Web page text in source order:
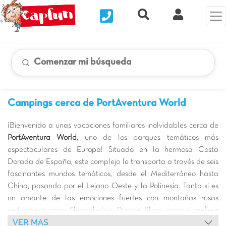
Nous contacterRecherche rapide
Mi
Comenzar mi búsqueda
Campings cerca de PortAventura World
¡Bienvenido a unas vacaciones familiares inolvidables cerca de
PortAventura World , uno de los parques temáticos más
espectaculares de Europa! Situado en la hermosa Costa
Dorada de España, este complejo le transporta a través de seis
fascinantes mundos temáticos, desde el Mediterráneo hasta
China, pasando por el Lejano Oeste y la Polinesia. Tanto si es
un amante de las emociones fuertes con montañas rusas
vertiginosas como Shambhala y Dragon Khan, como si prefiere
las atracciones más suaves para los niños pequeños,
VER MAS